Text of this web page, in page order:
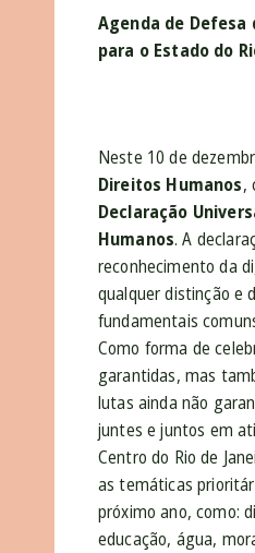
Agenda de Defesa
para o Estado do
Neste 10 de
Direitos Humanos,
Declaração
Humanos. A
reconhecimento da
qualquer distinção e
fundamentais
Como forma de
garantidas, mas
lutas ainda não
juntes e juntos em
Centro do Rio de
as temáticas
próximo ano, como:
educação, água,